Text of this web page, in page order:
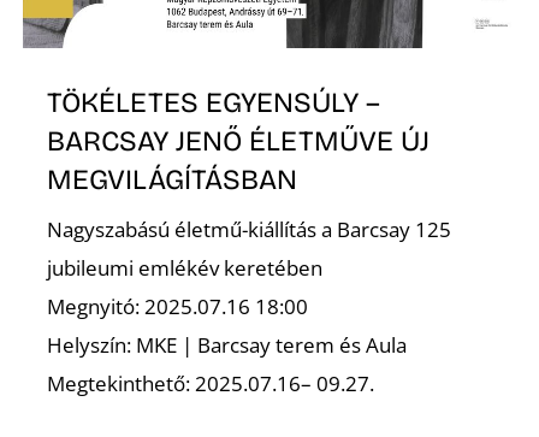
TÖKÉLETES EGYENSÚLY –
BARCSAY JENŐ ÉLETMŰVE ÚJ
MEGVILÁGÍTÁSBAN
Nagyszabású életmű-kiállítás a Barcsay 125
jubileumi emlékév keretében
Megnyitó: 2025.07.16 18:00
Helyszín: MKE | Barcsay terem és Aula
Megtekinthető: 2025.07.16– 09.27.